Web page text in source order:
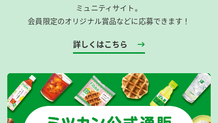
ミュニティサイト。
会員限定のオリジナル賞品などに応募できます！
詳しくはこちら